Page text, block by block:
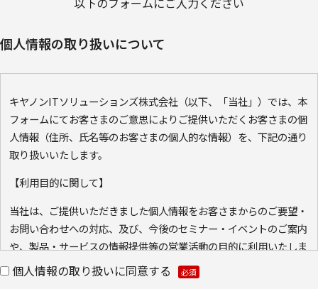
個人情報の取り扱いについて
キヤノンITソリューションズ株式会社（以下、「当社」）では、本
フォームにてお客さまのご意思によりご提供いただくお客さまの個
人情報（住所、氏名等のお客さまの個人的な情報）を、下記の通り
取り扱いいたします。
【利用目的に関して】
当社は、ご提供いただきました個人情報をお客さまからのご要望・
お問い合わせへの対応、及び、今後のセミナー・イベントのご案内
や、製品・サービスの情報提供等の営業活動の目的に利用いたしま
す。ご本人の同意なく利用目的以外に利用いたしません。
個人情報の取り扱いに同意する